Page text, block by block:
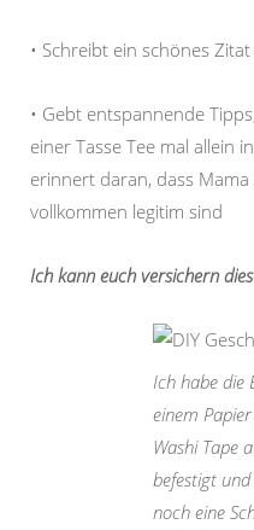
• Schreibt ein schönes
• Gebt entspannende
einer Tasse Tee mal allein
erinnert daran, dass
vollkommen legitim sind
Ich kann euch versichern
Ich habe die
einem
Washi Tape
befestigt
noch eine